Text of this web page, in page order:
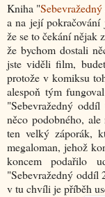
Kniha "
a na její
že se to čekání nějak
že bychom dostali
jste viděli film,
protože v komiksu
alespoň tým
"Sebevražedný
něco podobného,
ten velký záporák,
megaloman, jehož
koncem podařilo
"Sebevražedný oddíl
v tu chvíli je příběh